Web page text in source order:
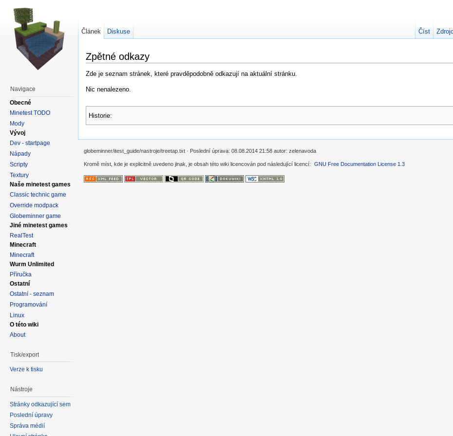
Zpětné odkazy
Zde je seznam stránek, které pravděpodobně odkazují na aktuální stránku.
Nic nenalezeno.
Historie:
Článek Diskuse Číst
Navigace
Obecné
Minetest TODO
Mody
Vývoj
Dev - startpage
Nápady
Scripty
Textury
Naše minetest games
Classic technic game
Override modpack
Globeminner game
Jiné minetest games
RealTest
Minecraft
Minecraft
Wurm Unlimited
Příručka
Ostatní
Ostatní - seznam
Programování
Linux
O této wiki
About
Tisk/export
Verze k tisku
Nástroje
Stránky odkazující sem
Poslední úpravy
Správa médií
globeminner/itest_guide/nastroje/treetap.txt · Poslední úprava: 08.08.2014 21:58 autor: zelenavoda
Kromě míst, kde je explicitně uvedeno jinak, je obsah této wiki licencován pod následující licencí: GNU Free Documentation License 1.3